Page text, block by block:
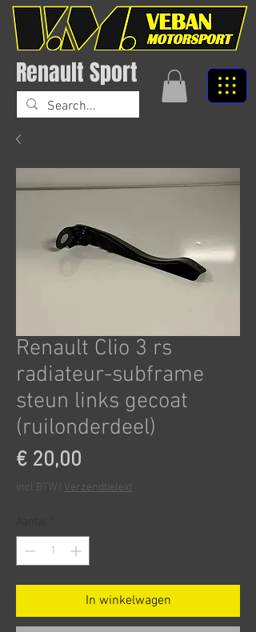
Renault Sport
Renault Clio 3 rs
radiateur-subframe
steun links gecoat
(ruilonderdeel)
€ 20,00
incl.BTW Verzendbeleid
In winkelwagen